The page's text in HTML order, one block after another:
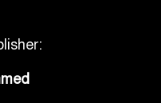
গোল ভিনির, ইতিহাস
জিতবে ব্রাজিল